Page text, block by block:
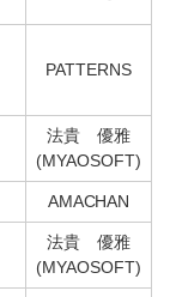
PATTERNS
法貴 優雅
(MYAOSOFT)
AMACHAN
法貴 優雅
(MYAOSOFT)